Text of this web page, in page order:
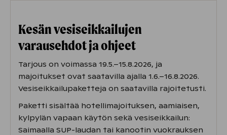
Kesän vesiseikkailujen
varausehdot ja ohjeet
Tarjous on voimassa 19.5.–15.8.2026, ja
majoitukset ovat saatavilla ajalla 1.6.–16.8.2026.
Vesiseikkailupaketteja on saatavilla rajoitetusti.
Paketti sisältää hotellimajoituksen, aamiaisen,
kylpylän vapaan käytön sekä vesiseikkailun:
Saimaalla SUP-laudan tai kanootin vuokrauksen